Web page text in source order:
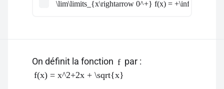
\lim\limits_{x\rightarrow 0^+} f(x) = +\infty
On définit la fonction f par :
f(x) = x^2+2x + \sqrt{x}